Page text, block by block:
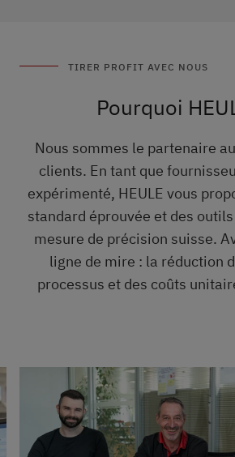
TIRER PROFIT AVEC NOUS
Pourquoi
Nous sommes le partenaire
clients. En tant que
expérimenté, HEULE vous
standard éprouvée et des
mesure de précision suisse.
ligne de mire : la réduction
processus et des coûts